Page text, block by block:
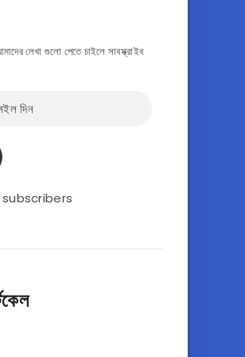
লেখা গুলো পেতে চাইলে সাবস্ক্রাইব